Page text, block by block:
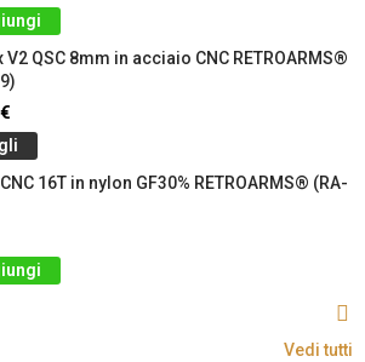
V2 QSC 8mm in acciaio CNC RETROARMS®
16T in nylon GF30% RETROARMS® (RA-
Vedi tutti